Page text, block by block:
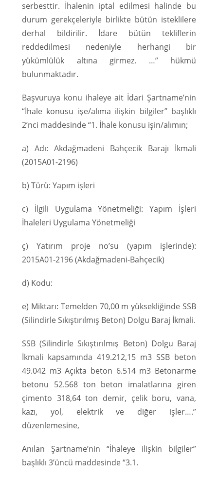
serbesttir. İhalenin iptal edilmesi halinde bu
durum gerekçeleriyle birlikte bütün isteklilere
derhal bildirilir. İdare bütün tekliflerin
reddedilmesi nedeniyle herhangi bir
yükümlülük altına girmez. …” hükmü
bulunmaktadır.
Başvuruya konu ihaleye ait İdari Şartname’nin
“İhale konusu işe/alıma ilişkin bilgiler” başlıklı
2’nci maddesinde “1. İhale konusu işin/alımın;
a) Adı: Akdağmadeni Bahçecik Barajı İkmali
(2015A01-2196)
b) Türü: Yapım işleri
c) İlgili Uygulama Yönetmeliği: Yapım İşleri
İhaleleri Uygulama Yönetmeliği
ç) Yatırım proje no’su (yapım işlerinde):
2015A01-2196 (Akdağmadeni-Bahçecik)
d) Kodu:
e) Miktarı: Temelden 70,00 m yüksekliğinde SSB
(Silindirle Sıkıştırılmış Beton) Dolgu Baraj İkmali.
SSB (Silindirle Sıkıştırılmış Beton) Dolgu Baraj
İkmali kapsamında 419.212,15 m3 SSB beton
49.042 m3 Açıkta beton 6.514 m3 Betonarme
betonu 52.568 ton beton imalatlarına giren
çimento 318,64 ton demir, çelik boru, vana,
kazı, yol, elektrik ve diğer işler….”
düzenlemesine,
Anılan Şartname’nin “İhaleye ilişkin bilgiler”
başlıklı 3’üncü maddesinde “3.1.